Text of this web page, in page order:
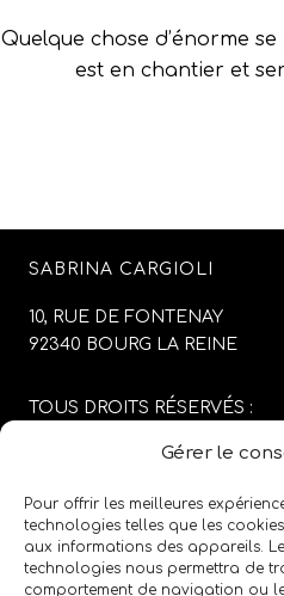
Gérer le
Pour offrir les meilleures
technologies telles que les
aux informations des appareils.
technologies nous permettra de
comportement de navigation ou
Quelque chose d’énorme
est en chantier et
SABRINA CARGIOLI
10, RUE DE FONTENAY
92340 BOURG LA REINE
TOUS DROITS RÉSERVÉS :
CONCEPTION DU SITE :
MENTIONS LÉGALES/CGV